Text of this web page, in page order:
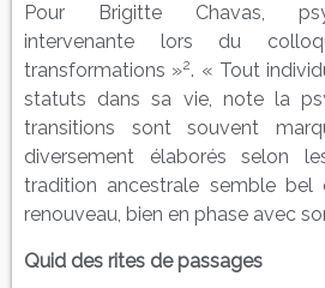
Pour Brigitte Chavas,
intervenante lors du
transformations »2. « Tout
statuts dans sa vie, note la
transitions sont souvent
diversement élaborés selon
tradition ancestrale semble bel
renouveau, bien en phase avec
Quid des rites de passages